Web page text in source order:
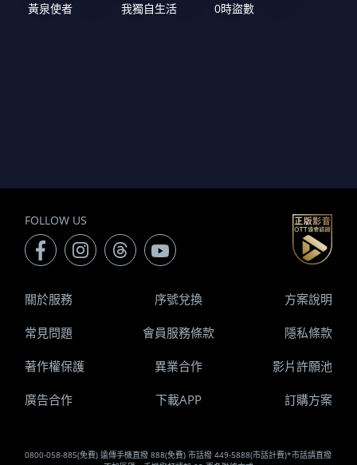
黃泉使者 我獨自生活 0時盜數
FOLLOW US
0800-058-885(免費) 遠傳手機直撥 888(免費) 市話撥 449-5888(市話計費)*市話請直撥
關於服務 序號兌換 方案說明
常見問題 會員服務條款 隱私條款
著作權保護 異業合作 影片許願池
廣告合作 下載APP 訂購方案